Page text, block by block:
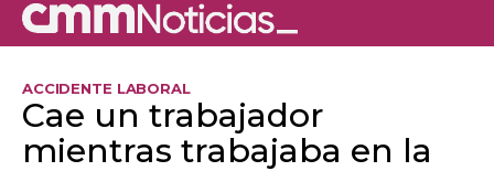
ACCIDENTE LABORAL
Cae un trabajador
mientras trabajaba en la